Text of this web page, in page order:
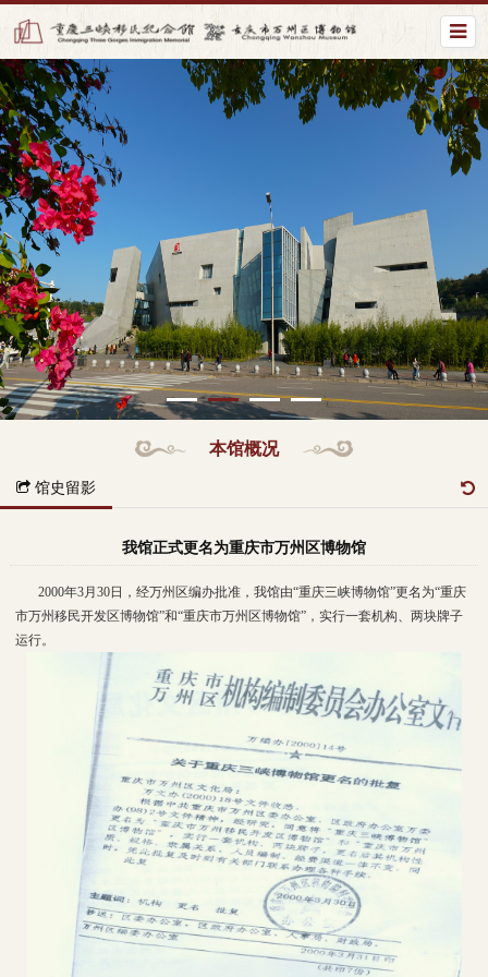
本馆概况
馆史留影
我馆正式更名为重庆市万州区博物馆
2000年3月30日，经万州区编办批准， 我馆由“重庆三峡博物馆”更名为“重庆
市万州移民开发区博物馆”和“重庆市万州区博物馆”，实行一套机构、两块牌子
运行。